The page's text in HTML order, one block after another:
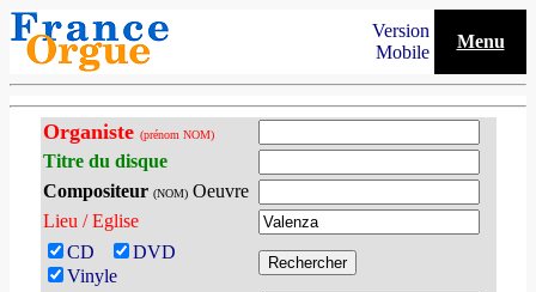
Version
Mobile
Menu
Organiste (prénom NOM)
Titre du disque
Compositeur (NOM)Oeuvre
Lieu / Eglise
CD
DVD
Vinyle